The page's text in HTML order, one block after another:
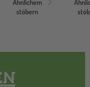
Ähnlichem
stöbern